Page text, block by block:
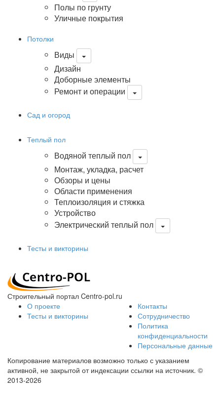
Полы по грунту
Уличные покрытия
Потолки
Виды
Дизайн
Доборные элементы
Ремонт и операции
Сад и огород
Теплый пол
Водяной теплый пол
Монтаж, укладка, расчет
Обзоры и цены
Области применения
Теплоизоляция и стяжка
Устройство
Электрический теплый пол
Тесты и викторины
Строительный портал Centro-pol.ru
О проекте
Тесты и викторины
Контакты
Сотрудничество
Политика
конфиденциальности
Персональные данные
Копирование материалов возможно только с указанием
активной, не закрытой от индексации ссылки на источник. ©
2013-2026